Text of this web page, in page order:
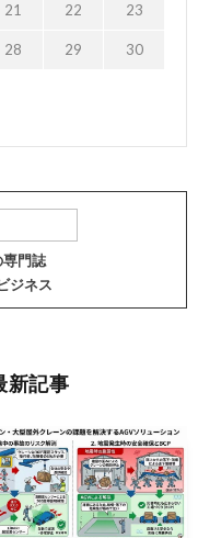
21 22 23
28 29 30
門誌
ジネス
新記事